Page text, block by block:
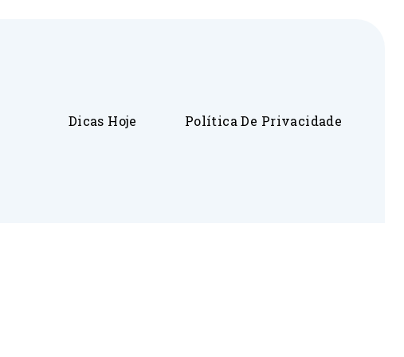
Dicas Hoje Política De Privacidade